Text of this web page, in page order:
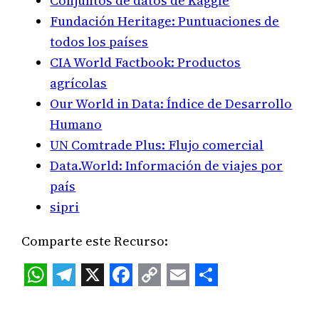
Fundación Heritage: Puntuaciones de
todos los países
CIA World Factbook: Productos
agrícolas
Our World in Data: Índice de Desarrollo
Humano
UN Comtrade Plus: Flujo comercial
Data.World: Información de viajes por
país
sipri
Comparte este Recurso: